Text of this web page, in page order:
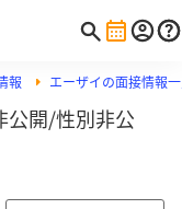
報 エーザイの面接情報
公開/性別非公